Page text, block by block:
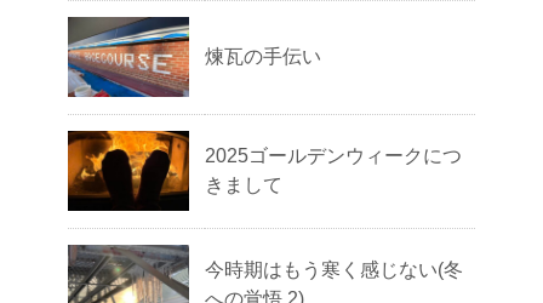
煉瓦の手伝い
2025ゴールデンウィークにつ
きまして
今時期はもう寒く感じない(冬
への覚悟 2)